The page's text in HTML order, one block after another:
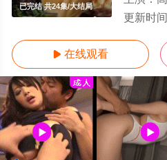
已完结 共24集/大结局
更新时间
 在线观看